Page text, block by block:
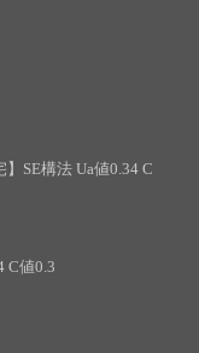
SE構法 Ua値0.34 C
C値0.3